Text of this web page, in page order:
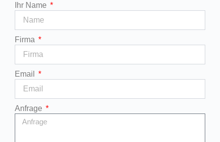
Ihr Name
Firma
Email
Anfrage